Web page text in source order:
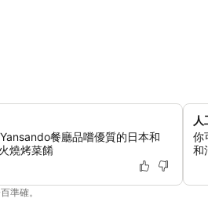
餐廳品嚐優質的日本和
燒烤菜餚
你
和
準確。